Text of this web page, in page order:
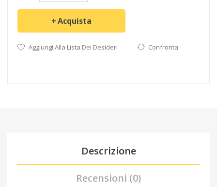
Acquista
Aggiungi Alla Lista Dei Desideri Confronta
Descrizione
Recensioni (0)